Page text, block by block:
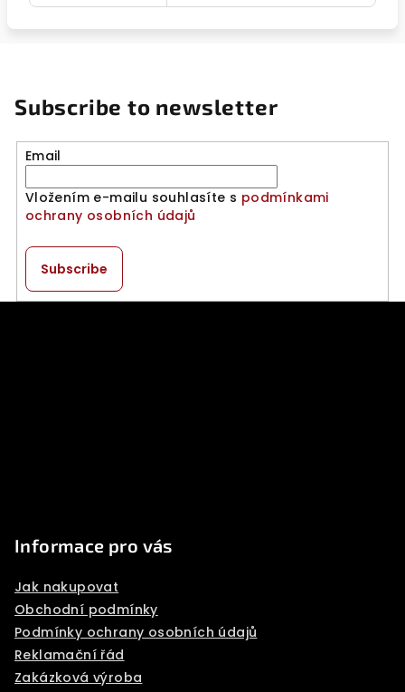
Subscribe to newsletter
Email
Vložením e-mailu souhlasíte s podmínkami
ochrany osobních údajů
Subscribe
Informace pro vás
Jak nakupovat
Obchodní podmínky
Podmínky ochrany osobních údajů
Reklamační řád
Zakázková výroba